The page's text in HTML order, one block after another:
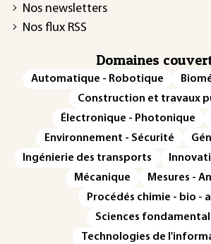
Nos newsletters
Nos flux RSS
Domaines
Automatique - Robotique
Construction et travaux
Électronique - Photonique
Environnement - Sécurité
Ingénierie des transports
Mécanique
Mesures -
Procédés chimie - bio -
Sciences
Technologies de